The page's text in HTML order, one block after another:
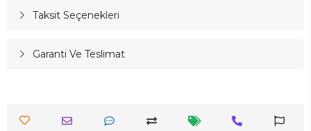
Taksit Seçenekleri
Garanti Ve Teslimat